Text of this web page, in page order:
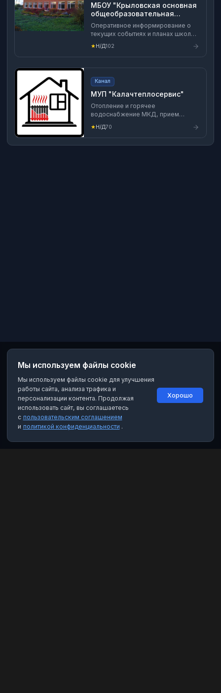
МБОУ "Крыловская основная
общеобразовательная
школа"
Оперативное информирование о
текущих событиях и планах школы.
Освещение достижений учеников и
педагогов; Обеспечение обратной
связи между участниками
образовательного процесса.
★ Н/Д102
Канал
МУП "Калачтеплосервис"
Отопление и горячее
водоснабжение МКД, прием
показаний счетчиков ГВС
★Н/Д70
Мы используем файлы cookie
Мы используем файлы cookie для улучшения
работы сайта, анализа трафика и
персонализации контента. Продолжая
использовать сайт, вы соглашаетесь
с пользовательским соглашением
и политикой конфиденциальности .
Хорошо